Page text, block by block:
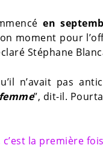
en
moment pour
Stéphane
n’avait pas
”, dit-il.
la première